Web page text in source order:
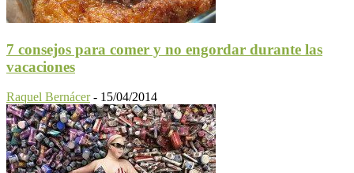
7 consejos para comer y no engordar durante las
vacaciones
Raquel Bernácer - 15/04/2014